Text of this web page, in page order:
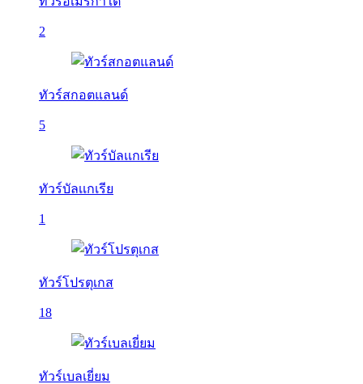
2
ทัวร์สกอตแลนด์
5
ทัวร์บัลเเกเรีย
1
ทัวร์โปรตุเกส
18
ทัวร์เบลเยี่ยม